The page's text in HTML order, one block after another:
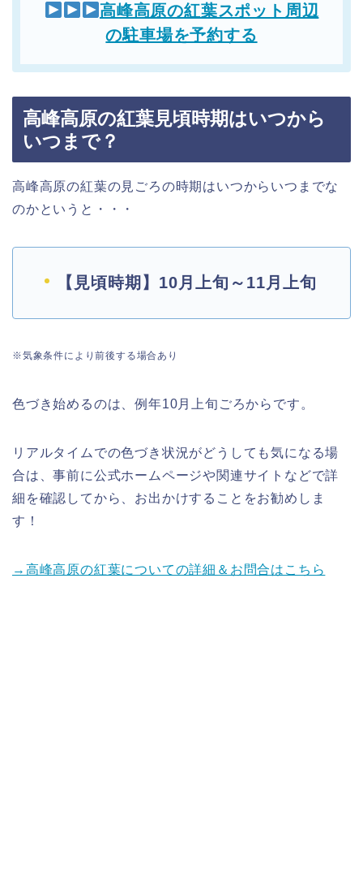
高峰高原の紅葉スポット周辺
の駐車場を予約する
高峰高原の紅葉見頃時期はいつから
いつまで？
高峰高原の紅葉の見ごろの時期はいつからいつまでな
のかというと・・・
【見頃時期】10月上旬～11月上旬
※気象条件により前後する場合あり
色づき始めるのは、例年10月上旬ごろからです。
リアルタイムでの色づき状況がどうしても気になる場
合は、事前に公式ホームページや関連サイトなどで詳
細を確認してから、お出かけすることをお勧めし ま
す！
→高峰高原の紅葉についての詳細＆お問合はこちら